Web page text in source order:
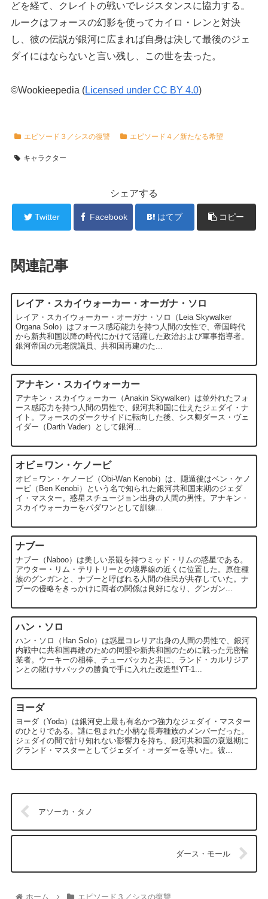
どを経て、クレイトの戦いでレジスタンスに協力する。
ルークはフォースの幻影を使ってカイロ・レンと対決
し、彼の伝説が銀河に広まれば自身は決して最後のジェ
ダイにはならないと言い残し、この世を去った。
©Wookieepedia (Licensed under CC BY 4.0)
エピソード３／シスの復讐 エピソード４／新たなる希望
キャラクター
シェアする
Twitter Facebook はてブ コピー
関連記事
レイア・スカイウォーカー・オーガナ・ソロ
レイア・スカイウォーカー・オーガナ・ソロ（Leia Skywalker
Organa Solo）はフォース感応能力を持つ人間の女性で、帝国時代
から新共和国以降の時代にかけて活躍した政治および軍事指導者。
銀河帝国の元老院議員、共和国再建のた...
アナキン・スカイウォーカー
アナキン・スカイウォーカー（Anakin Skywalker）は並外れたフォ
ース感応力を持つ人間の男性で、銀河共和国に仕えたジェダイ・ナ
イト。フォースのダークサイドに転向した後、シス卿ダース・ヴェ
イダー（Darth Vader）として銀河...
オビ＝ワン・ケノービ
オビ＝ワン・ケノービ（Obi-Wan Kenobi）は、隠遁後はベン・ケノ
ービ（Ben Kenobi）という名で知られた銀河共和国末期のジェダ
イ・マスター。惑星スチュージョン出身の人間の男性。アナキン・
スカイウォーカーをパダワンとして訓練...
ナブー
ナブー（Naboo）は美しい景観を持つミッド・リムの惑星である。
アウター・リム・テリトリーとの境界線の近くに位置した。原住種
族のグンガンと、ナブーと呼ばれる人間の住民が共存していた。ナ
ブーの侵略をきっかけに両者の関係は良好になり、グンガン...
ハン・ソロ
ハン・ソロ（Han Solo）は惑星コレリア出身の人間の男性で、銀河
内戦中に共和国再建のための同盟や新共和国のために戦った元密輸
業者。ウーキーの相棒、チューバッカと共に、ランド・カルリジア
ンとの賭けサバックの勝負で手に入れた改造型YT-1...
ヨーダ
ヨーダ（Yoda）は銀河史上最も有名かつ強力なジェダイ・マスター
のひとりである。謎に包まれた小柄な長寿種族のメンバーだった。
ジェダイの間で計り知れない影響力を持ち、銀河共和国の衰退期に
グランド・マスターとしてジェダイ・オーダーを導いた。彼...
アソーカ・タノ
ダース・モール
ホーム エピソード３／シスの復讐